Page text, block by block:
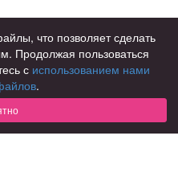
семьи
и с/о
лет
что позволяет сделать
Продолжая пользоваться
с использованием нами
.